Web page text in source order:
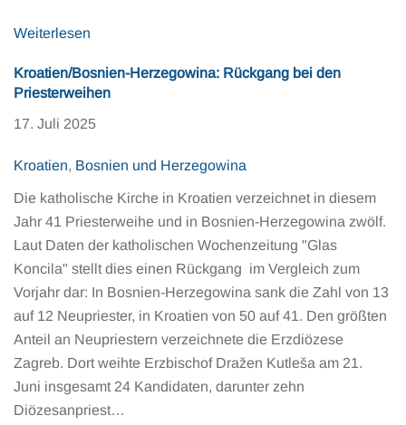
Weiterlesen
Kroatien/Bosnien-Herzegowina: Rückgang bei den
Priesterweihen
17. Juli 2025
Kroatien, Bosnien und Herzegowina
Die katholische Kirche in Kroatien verzeichnet in diesem
Jahr 41 Priesterweihe und in Bosnien-Herzegowina zwölf.
Laut Daten der katholischen Wochenzeitung "Glas
Koncila" stellt dies einen Rückgang im Vergleich zum
Vorjahr dar: In Bosnien-Herzegowina sank die Zahl von 13
auf 12 Neupriester, in Kroatien von 50 auf 41. Den größten
Anteil an Neupriestern verzeichnete die Erzdiözese
Zagreb. Dort weihte Erzbischof Dražen Kutleša am 21.
Juni insgesamt 24 Kandidaten, darunter zehn
Diözesanpriest…